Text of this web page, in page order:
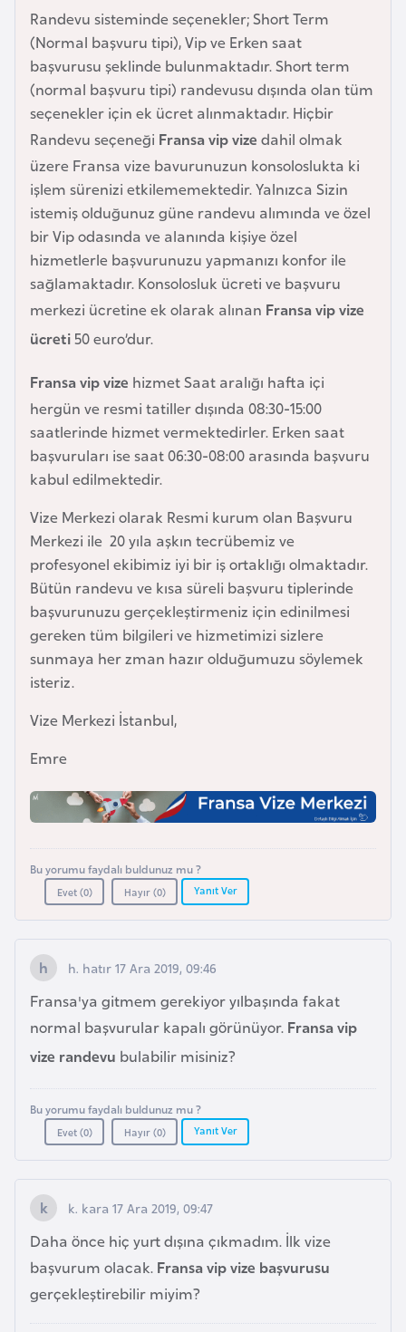
Randevu sisteminde seçenekler; Short Term
(Normal başvuru tipi), Vip ve Erken saat
başvurusu şeklinde bulunmaktadır. Short term
(normal başvuru tipi) randevusu dışında olan tüm
seçenekler için ek ücret alınmaktadır. Hiçbir
Randevu seçeneği Fransa vip vize dahil olmak
üzere Fransa vize bavurunuzun konsoloslukta ki
işlem sürenizi etkilememektedir. Yalnızca Sizin
istemiş olduğunuz güne randevu alımında ve özel
bir Vip odasında ve alanında kişiye özel
hizmetlerle başvurunuzu yapmanızı konfor ile
sağlamaktadır. Konsolosluk ücreti ve başvuru
merkezi ücretine ek olarak alınan Fransa vip vize
ücreti50 euro’dur.
Fransa vip vize hizmet Saat aralığı hafta içi
hergün ve resmi tatiller dışında 08:30-15:00
saatlerinde hizmet vermektedirler. Erken saat
başvuruları ise saat 06:30-08:00 arasında başvuru
kabul edilmektedir.
Vize Merkezi olarak Resmi kurum olan Başvuru
Merkezi ile 20 yıla aşkın tecrübemiz ve
profesyonel ekibimiz iyi bir iş ortaklığı olmaktadır.
Bütün randevu ve kısa süreli başvuru tiplerinde
başvurunuzu gerçekleştirmeniz için edinilmesi
gereken tüm bilgileri ve hizmetimizi sizlere
sunmaya her zman hazır olduğumuzu söylemek
isteriz.
Vize Merkezi İstanbul,
Emre
Bu yorumu faydalı buldunuz mu ?
Evet (0) Hayır (0) Yanıt Ver
h. hatır 17 Ara 2019, 09:46
Fransa'ya gitmem gerekiyor yılbaşında fakat
normal başvurular kapalı görünüyor. Fransa vip
vize randevu bulabilir misiniz?
Bu yorumu faydalı buldunuz mu ?
Evet (0) Hayır (0) Yanıt Ver
k. kara 17 Ara 2019, 09:47
Daha önce hiç yurt dışına çıkmadım. İlk vize
başvurum olacak. Fransa vip vize başvurusu
gerçekleştirebilir miyim?
ş
B
e
l
a
r
u
s
B
e
l
ç
k
a
B
e
i
n
B
s
n
H
r
s
e
u
l
g
a
r
i
s
a
B
u
k
i
n
a